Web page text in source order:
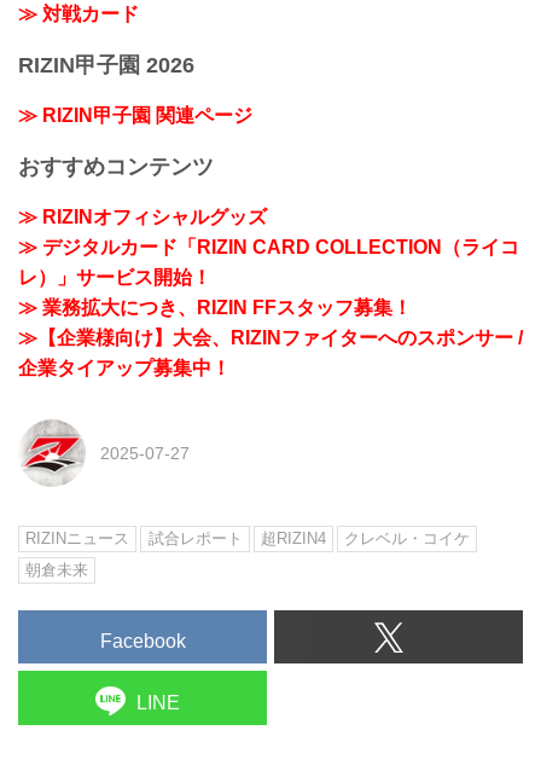
≫ 対戦カード
RIZIN甲子園 2026
≫ RIZIN甲子園 関連ページ
おすすめコンテンツ
≫ RIZINオフィシャルグッズ
≫ デジタルカード「RIZIN CARD COLLECTION（ライコ
レ）」サービス開始！
≫ 業務拡大につき、RIZIN FFスタッフ募集！
≫【企業様向け】大会、RIZINファイターへのスポンサー /
企業タイアップ募集中！
2025-07-27
RIZINニュース 試合レポート 超RIZIN4
クレベル・コイケ
朝倉未来
Facebook
LINE